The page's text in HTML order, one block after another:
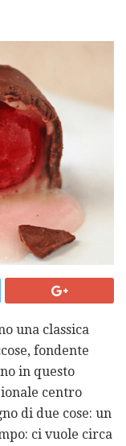
una classica
fondente
in questo
centro
di due cose: un
ci vuole circa